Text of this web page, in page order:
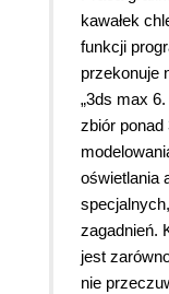
kawałek
funkcji
przekonuje
„3ds max
zbiór
oświetlania
zagadnień.
jest
nie